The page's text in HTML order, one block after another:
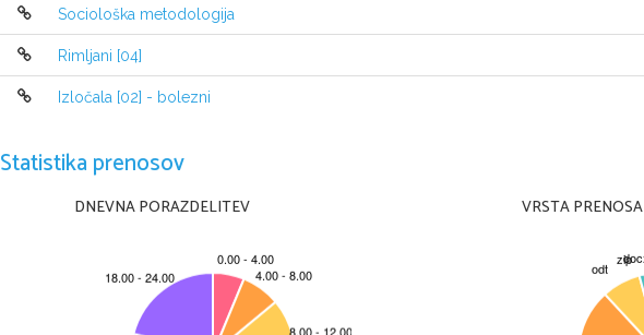
Sociološka metodologija
Rimljani [04]
Izločala [02] - bolezni
Statistika prenosov
DNEVNA PORAZDELITEV VRSTA PRENOSA